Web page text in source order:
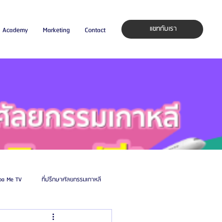
Academy Marketing Contact แชทกับเรา
Me TV ที่ปรึกษาศัลยกรรมเกาหลี
ศัลยแพทย์ ประเทศเกาหลี